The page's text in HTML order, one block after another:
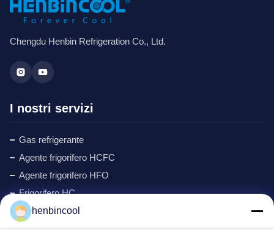
Chengdu Henbin Refrigeration Co., Ltd.
I nostri servizi
Gas refrigerante
Agente frigorifero HCFC
Agente frigorifero HFO
Frigorifero HC
Ciclopentano refrigerante
Gas MAPP
henbincool